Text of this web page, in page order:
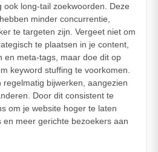
ook long-tail zoekwoorden. Deze
minder concurrentie,
te targeten zijn. Vergeet niet om
te plaatsen in je content,
en meta-tags, maar doe dit op
keyword stuffing te voorkomen.
regelmatig bijwerken, aangezien
Door dit consistent te
om je website hoger te laten
en meer gerichte bezoekers aan